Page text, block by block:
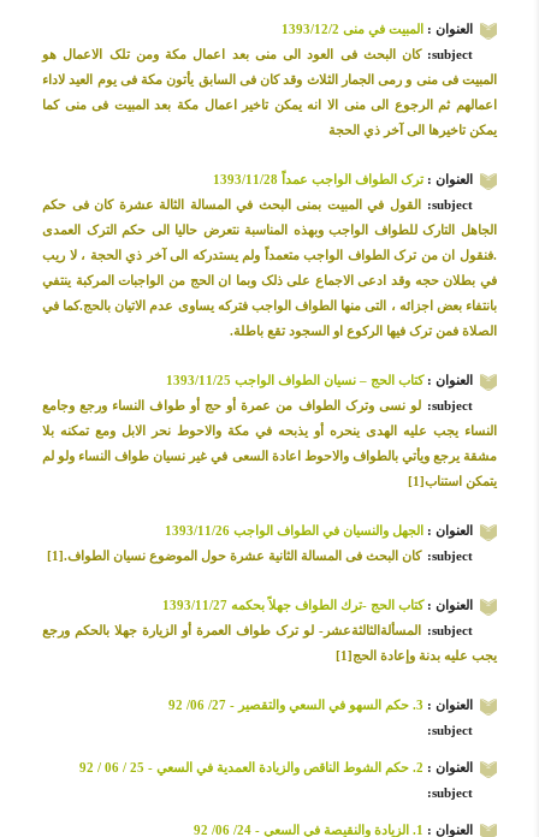
العنوان :
المبیت في منی 1393/12/2
subject:
کان البحث فی العود الی منی بعد اعمال مکة ومن تلک الاعمال هو
المبیت فی منی و رمی الجمار الثلاث وقد کان فی السابق یأتون مکة فی یوم العید لاداء
اعمالهم ثم الرجوع الی منی الا انه یمکن تاخیر اعمال مکة بعد المبیت فی منی کما
یمکن تاخیرها الی آخر ذي الحجة
العنوان :ترک الطواف الواجب عمداً 1393/11/28
subject:
القول في المبیت بمنی البحث في المسالة الثالة عشرة کان فی حکم
الجاهل التارک للطواف الواجب وبهذه المناسبة نتعرض حالیا الی حکم الترک العمدی
.فنقول ان من ترک الطواف الواجب متعمداً ولم یستدرکه الی آخر ذي الحجة ، لا ریب
في بطلان حجه وقد ادعی الاجماع علی ذلک وبما ان الحج من الواجبات المرکبة ینتفي
بانتفاء بعض اجزائه ، التی منها الطواف الواجب فترکه یساوی عدم الاتیان بالحج.کما في
الصلاة فمن ترک فیها الرکوع او السجود تقع باطلة.
العنوان :کتاب الحج – نسیان الطواف الواجب 1393/11/25
subject:
لو نسی وترک الطواف من عمرة أو حج أو طواف النساء ورجع وجامع
النساء یجب علیه الهدی ینحره أو یذبحه في مکة والاحوط نحر الابل ومع تمکنه بلا
مشقة یرجع ویأتي بالطواف والاحوط اعادة السعی في غیر نسیان طواف النساء ولو لم
یتمکن استناب[1]
العنوان :
الجهل والنسیان في الطواف الواجب 1393/11/26
subject:
کان البحث فی المسالة الثانیة عشرة حول الموضوع نسیان الطواف.[1]
العنوان :کتاب الحج -ترك الطواف جهلاً بحكمه 1393/11/27
subject:
المسألةالثالثةعشر- لو ترک طواف العمرة أو الزیارة جهلا بالحکم ورجع
یجب علیه بدنة وإعادة الحج[1]
العنوان : 3. حکم السهو في السعي والتقصير - 27/ 06/ 92
subject:
العنوان : 2. حکم الشوط الناقص والزيادة العمدية في السعي - 25 / 06 / 92
subject:
العنوان :
1. الزيادة والنقيصة في السعي - 24/ 06/ 92